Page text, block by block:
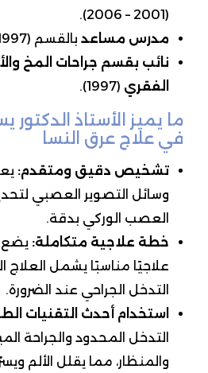
(2001 – 2006).
مدرس مساعد بالقسم (1997 – 2001).
نائب بقسم جراحات المخ
الفقري (1997).
ما يميز الأستاذ
في علاج عرق النسا
تشخيص دقيق ومتقدم:
وسائل التصوير العصبي
العصب الوركي بدقة.
خطة علاجية متكاملة: يضع
علاجيًا مناسبًا يشمل العلاج
التدخل الجراحي عند الضرورة.
استخدام أحدث التقنيات
التدخل المحدود والجراحة
والمنظار، مما يقلل الألم